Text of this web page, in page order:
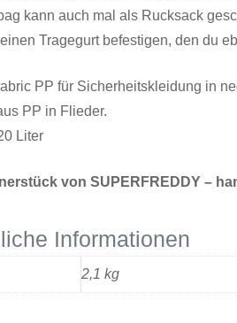
kann auch mal als Rucksack
Tragegurt befestigen, den du
PP für Sicherheitskleidung in
PP in Flieder.
Liter
von SUPERFREDDY –
Informationen
2,1 kg